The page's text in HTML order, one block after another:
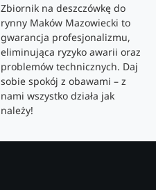
Zbiornik na deszczówkę do
rynny Maków Mazowiecki to
gwarancja profesjonalizmu,
eliminująca ryzyko awarii oraz
problemów technicznych. Daj
sobie spokój z obawami – z
nami wszystko działa jak
należy!